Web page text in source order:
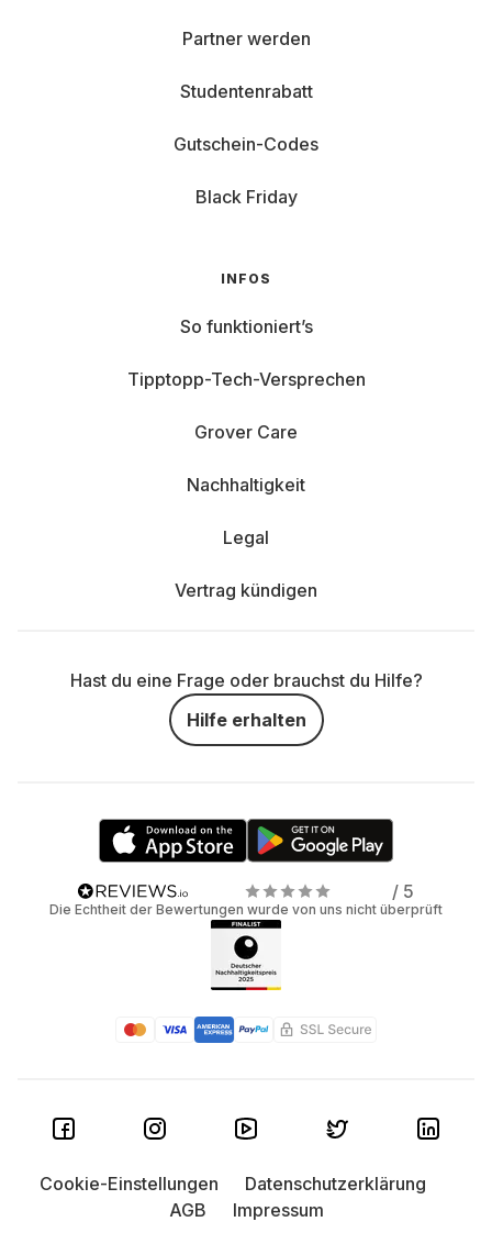
Partner werden
Studentenrabatt
Gutschein-Codes
Black Friday
INFOS
So funktioniert’s
Tipptopp-Tech-Versprechen
Grover Care
Nachhaltigkeit
Legal
Vertrag kündigen
Hast du eine Frage oder brauchst du Hilfe?
Hilfe erhalten
/ 5
Die Echtheit der Bewertungen wurde von uns nicht überprüft
Cookie-Einstellungen
Datenschutzerklärung
AGB
Impressum